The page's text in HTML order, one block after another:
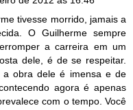
tivesse morrido, jamais a
O Guilherme sempre
a carreira em um
dele, é de se respeitar.
a obra dele é imensa e de
agora é apenas
com o tempo. Você